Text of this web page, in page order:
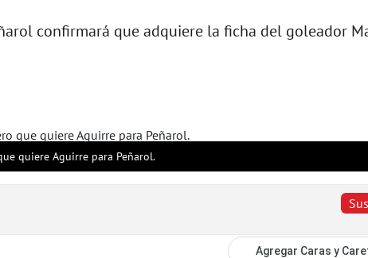
confirmará que adquiere la ficha del goleador
quiere Aguirre para Peñarol.
Agregar Caras y